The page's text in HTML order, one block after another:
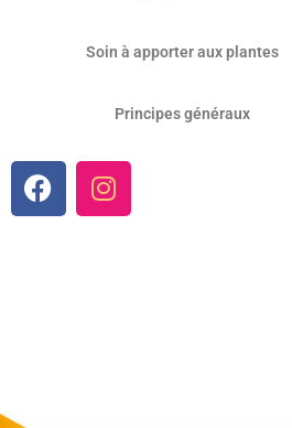
Soin à apporter aux plantes
Principes généraux